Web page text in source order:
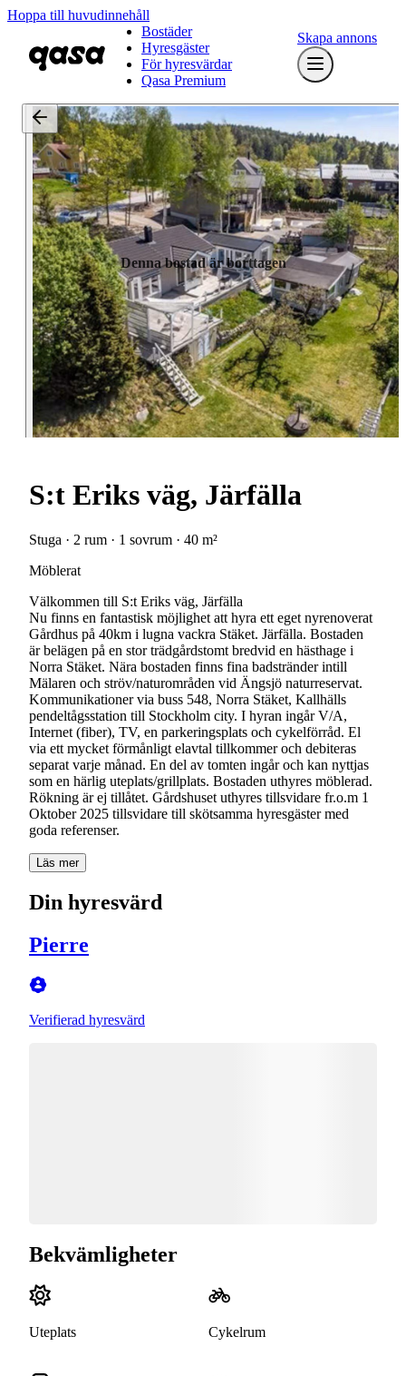
Hoppa till huvudinnehåll
Bostäder
Hyresgäster
För hyresvärdar
Qasa Premium
Skapa annons
Denna bostad är borttagen
S:t Eriks väg, Järfälla
Stuga · 2 rum · 1 sovrum · 40 m²
Möblerat
Välkommen till S:t Eriks väg, Järfälla
Nu finns en fantastisk möjlighet att hyra ett eget nyrenoverat
Gårdhus på 40km i lugna vackra Stäket. Järfälla. Bostaden
är belägen på en stor trädgårdstomt bredvid en hästhage i
Norra Stäket. Nära bostaden finns fina badstränder intill
Mälaren och ströv/naturområden vid Ängsjö naturreservat.
Kommunikationer via buss 548, Norra Stäket, Kallhälls
pendeltågsstation till Stockholm city. I hyran ingår V/A,
Internet (fiber), TV, en parkeringsplats och cykelförråd. El
via ett mycket förmånligt elavtal tillkommer och debiteras
separat varje månad. En del av tomten ingår och kan nyttjas
som en härlig uteplats/grillplats. Bostaden uthyres möblerad.
Rökning är ej tillåtet. Gårdshuset uthyres tillsvidare fr.o.m 1
Oktober 2025 tillsvidare till skötsamma hyresgäster med
Läs mer
Din hyresvärd
Pierre
Verifierad hyresvärd
Bekvämligheter
Uteplats Cykelrum